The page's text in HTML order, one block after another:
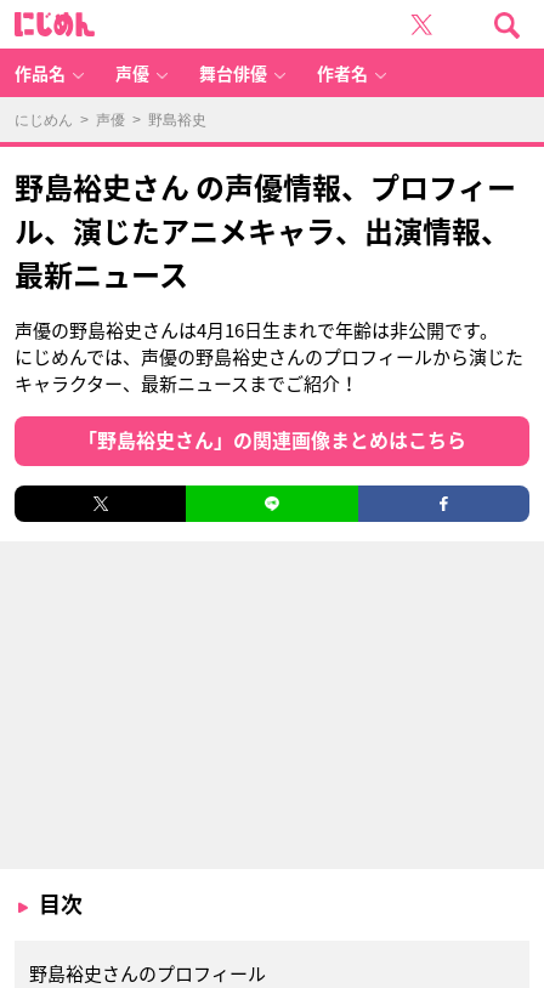
作品名 声優 舞台俳優 作者名
にじめん > 声優 > 野島裕史
野島裕史さん の声優情報、プロフィー
ル、演じたアニメキャラ、出演情報、
最新ニュース
声優の野島裕史さんは4月16日生まれで年齢は非公開です。
にじめんでは、声優の野島裕史さんのプロフィールから演じた
キャラクター、最新ニュースまでご紹介！
「野島裕史さん」の関連画像まとめはこちら
目次
野島裕史さんのプロフィール